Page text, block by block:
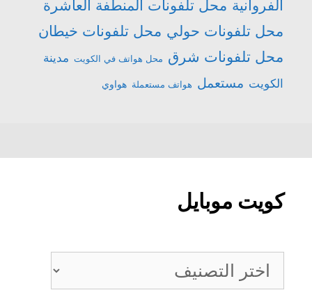
الفروانية محل تلفونات المنطفة العاشرة
محل تلفونات حولي محل تلفونات خيطان
محل تلفونات شرق محل هواتف في الكويت مدينة
الكويت مستعمل هواتف مستعملة هواوي
كويت موبايل
كويت
موبايل